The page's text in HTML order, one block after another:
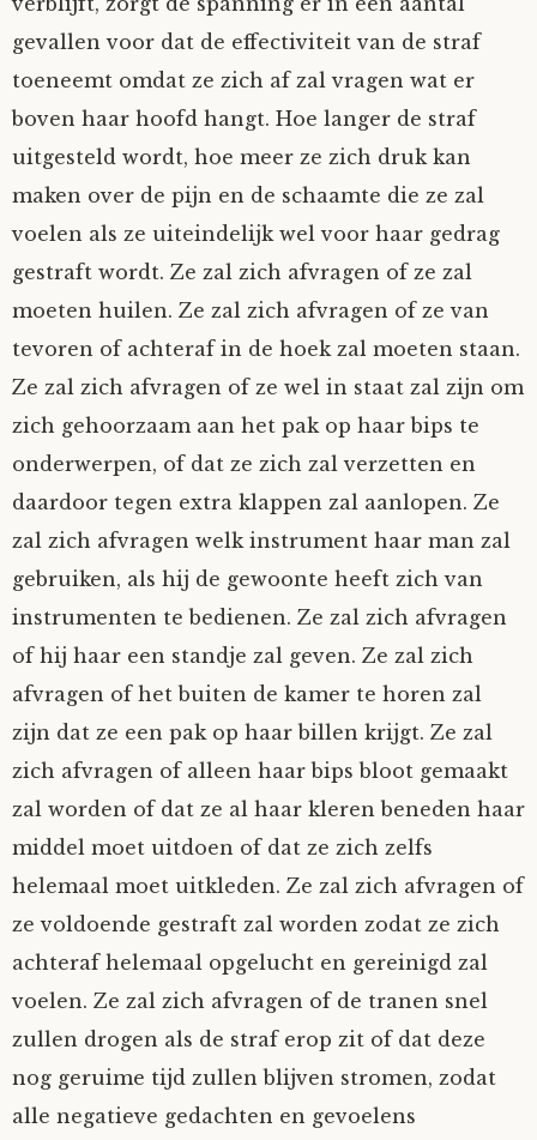
gevallen voor dat de effectiviteit van de straf
toeneemt omdat ze zich af zal vragen wat er
boven haar hoofd hangt. Hoe langer de straf
uitgesteld wordt, hoe meer ze zich druk kan
maken over de pijn en de schaamte die ze zal
voelen als ze uiteindelijk wel voor haar gedrag
gestraft wordt. Ze zal zich afvragen of ze zal
moeten huilen. Ze zal zich afvragen of ze van
tevoren of achteraf in de hoek zal moeten staan.
Ze zal zich afvragen of ze wel in staat zal zijn om
zich gehoorzaam aan het pak op haar bips te
onderwerpen, of dat ze zich zal verzetten en
daardoor tegen extra klappen zal aanlopen. Ze
zal zich afvragen welk instrument haar man zal
gebruiken, als hij de gewoonte heeft zich van
instrumenten te bedienen. Ze zal zich afvragen
of hij haar een standje zal geven. Ze zal zich
afvragen of het buiten de kamer te horen zal
zijn dat ze een pak op haar billen krijgt. Ze zal
zich afvragen of alleen haar bips bloot gemaakt
zal worden of dat ze al haar kleren beneden haar
middel moet uitdoen of dat ze zich zelfs
helemaal moet uitkleden. Ze zal zich afvragen of
ze voldoende gestraft zal worden zodat ze zich
achteraf helemaal opgelucht en gereinigd zal
voelen. Ze zal zich afvragen of de tranen snel
zullen drogen als de straf erop zit of dat deze
nog geruime tijd zullen blijven stromen, zodat
alle negatieve gedachten en gevoelens